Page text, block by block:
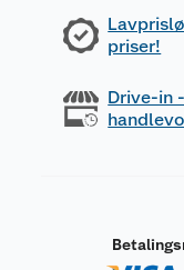
priser!
Drive-in